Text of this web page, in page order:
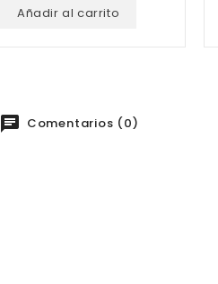
Añadir al carrito
Comentarios (0)